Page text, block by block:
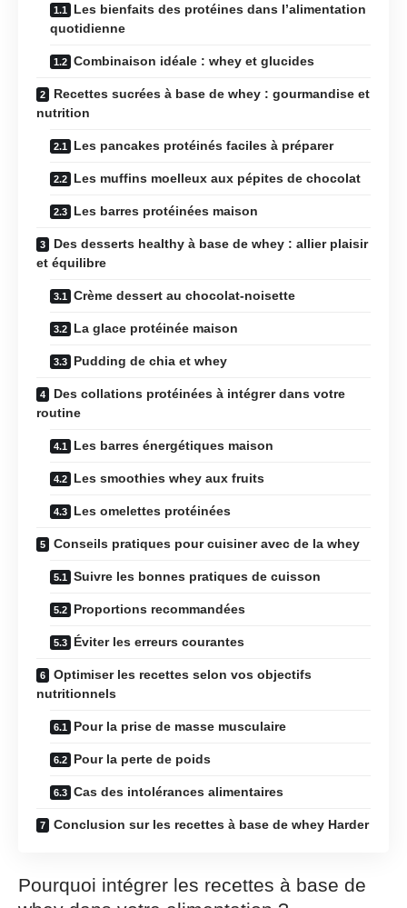
Les bienfaits des protéines dans l’alimentation
quotidienne
Combinaison idéale : whey et glucides
Recettes sucrées à base de whey : gourmandise et
nutrition
Les pancakes protéinés faciles à préparer
Les muffins moelleux aux pépites de chocolat
Les barres protéinées maison
Des desserts healthy à base de whey : allier plaisir
et équilibre
Crème dessert au chocolat-noisette
La glace protéinée maison
Pudding de chia et whey
Des collations protéinées à intégrer dans votre
routine
Les barres énergétiques maison
Les smoothies whey aux fruits
Les omelettes protéinées
Conseils pratiques pour cuisiner avec de la whey
Suivre les bonnes pratiques de cuisson
Proportions recommandées
Éviter les erreurs courantes
Optimiser les recettes selon vos objectifs
nutritionnels
Pour la prise de masse musculaire
Pour la perte de poids
Cas des intolérances alimentaires
Conclusion sur les recettes à base de whey Harder
Pourquoi intégrer les recettes à base de